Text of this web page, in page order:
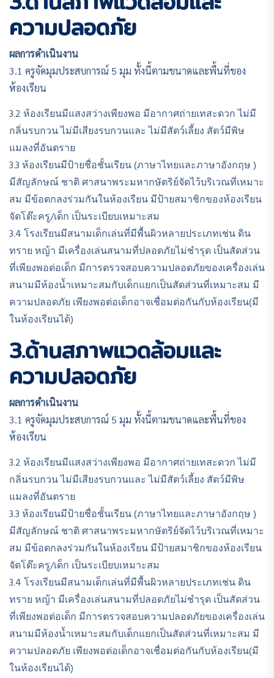
ความปลอดภัย
ผลการดำเนินงาน
3.1 ครูจัดมุมประสบการณ์ 5 มุม ทั้งนี้ตามขนาดและพื้นที่ของ
ห้องเรียน
3.2 ห้องเรียนมีแสงสว่างเพียงพอ มีอากาศถ่ายเทสะดวก ไม่มี
กลิ่นรบกวน ไม่มีเสียงรบกวนและ ไม่มีสัตว์เลี้ยง สัตว์มีพิษ
แมลงที่อันตราย
3.3 ห้องเรียนมีป้ายชื่อชั้นเรียน (ภาษาไทยและภาษาอังกฤษ )
มีสัญลักษณ์ ชาติ ศาสนาพระมหากษัตริย์จัดไว้บริเวณที่เหมาะ
สม มีข้อตกลงร่วมกันในห้องเรียน มีป้ายสมาชิกของห้องเรียน
จัดโต๊ะครู/เด็ก เป็นระเบียบเหมาะสม
3.4 โรงเรียนมีสนามเด็กเล่นที่มีพื้นผิวหลายประเภทเช่น ดิน
ทราย หญ้า มีเครื่องเล่นสนามที่ปลอดภัยไม่ชํารุด เป็นสัดส่วน
ที่เพียงพอต่อเด็ก มีการตรวจสอบความปลอดภัยของเครื่องเล่น
สนามมีห้องน้ำเหมาะสมกับเด็กแยกเป็นสัดส่วนที่เหมาะสม มี
ความปลอดภัย เพียงพอต่อเด็กอาจเชื่อมต่อกันกับห้องเรียน(มี
ในห้องเรียนได้)
3.ด้านสภาพแวดล้อมและ
ความปลอดภัย
ผลการดำเนินงาน
3.1 ครูจัดมุมประสบการณ์ 5 มุม ทั้งนี้ตามขนาดและพื้นที่ของ
ห้องเรียน
3.2 ห้องเรียนมีแสงสว่างเพียงพอ มีอากาศถ่ายเทสะดวก ไม่มี
กลิ่นรบกวน ไม่มีเสียงรบกวนและ ไม่มีสัตว์เลี้ยง สัตว์มีพิษ
แมลงที่อันตราย
3.3 ห้องเรียนมีป้ายชื่อชั้นเรียน (ภาษาไทยและภาษาอังกฤษ )
มีสัญลักษณ์ ชาติ ศาสนาพระมหากษัตริย์จัดไว้บริเวณที่เหมาะ
สม มีข้อตกลงร่วมกันในห้องเรียน มีป้ายสมาชิกของห้องเรียน
จัดโต๊ะครู/เด็ก เป็นระเบียบเหมาะสม
3.4 โรงเรียนมีสนามเด็กเล่นที่มีพื้นผิวหลายประเภทเช่น ดิน
ทราย หญ้า มีเครื่องเล่นสนามที่ปลอดภัยไม่ชํารุด เป็นสัดส่วน
ที่เพียงพอต่อเด็ก มีการตรวจสอบความปลอดภัยของเครื่องเล่น
สนามมีห้องน้ำเหมาะสมกับเด็กแยกเป็นสัดส่วนที่เหมาะสม มี
ความปลอดภัย เพียงพอต่อเด็กอาจเชื่อมต่อกันกับห้องเรียน(มี
ในห้องเรียนได้)